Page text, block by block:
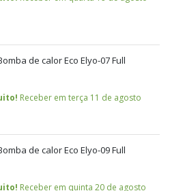
de calor Eco Elyo-07 Full
Receber em terça 11 de agosto
de calor Eco Elyo-09 Full
Receber em quinta 20 de agosto